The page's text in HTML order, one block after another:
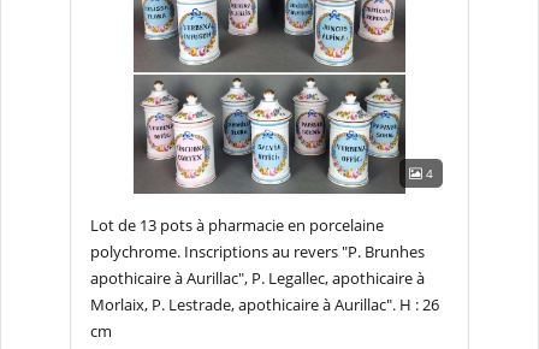
4
Lot de 13 pots à pharmacie en porcelaine
polychrome. Inscriptions au revers "P. Brunhes
apothicaire à Aurillac", P. Legallec, apothicaire à
Morlaix, P. Lestrade, apothicaire à Aurillac". H : 26
cm